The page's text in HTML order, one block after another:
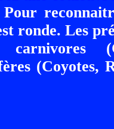
ronde. Les
carnivores
(Coyotes,